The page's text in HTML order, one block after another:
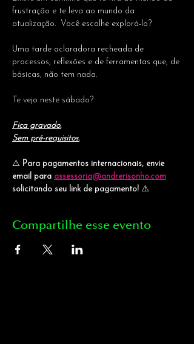
frustração e te leva ao mundo da
atualização.  Você escolhe explorá-lo?
Uma tarde aclaradora recheada de
processos, reflexões e de ferramentas que, de
básicas, não tem nada.
Te vejo neste sábado?
Fica gravado.
Sem pré-requisitos.
⚠️ Para pagamentos internacionais, envie
email para assessoria@andrerisonho.com
solicitando seu link de pagamento! ⚠️
Compartilhe esse evento